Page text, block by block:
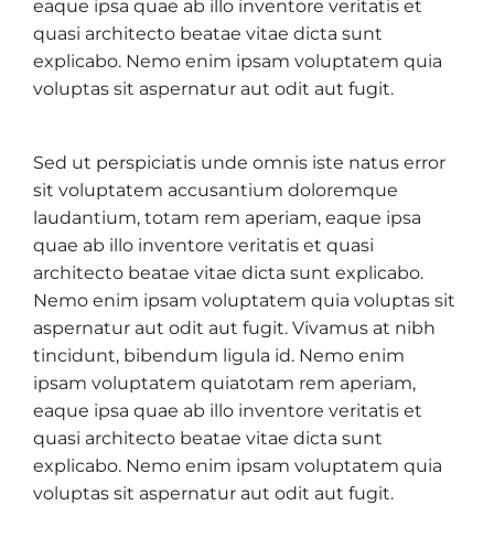
eaque ipsa quae ab illo inventore veritatis et
quasi architecto beatae vitae dicta sunt
explicabo. Nemo enim ipsam voluptatem quia
voluptas sit aspernatur aut odit aut fugit.
Sed ut perspiciatis unde omnis iste natus error
sit voluptatem accusantium doloremque
laudantium, totam rem aperiam, eaque ipsa
quae ab illo inventore veritatis et quasi
architecto beatae vitae dicta sunt explicabo.
Nemo enim ipsam voluptatem quia voluptas sit
aspernatur aut odit aut fugit. Vivamus at nibh
tincidunt, bibendum ligula id. Nemo enim
ipsam voluptatem quiatotam rem aperiam,
eaque ipsa quae ab illo inventore veritatis et
quasi architecto beatae vitae dicta sunt
explicabo. Nemo enim ipsam voluptatem quia
voluptas sit aspernatur aut odit aut fugit.